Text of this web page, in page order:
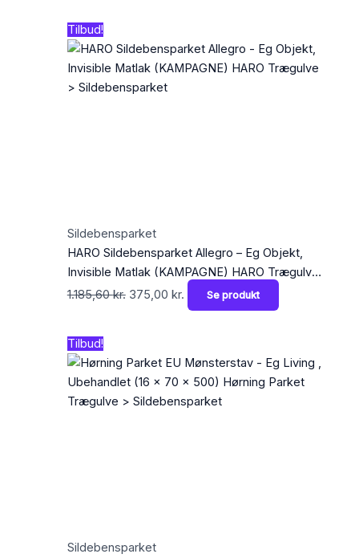
Tilbud!
Sildebensparket
HARO Sildebensparket Allegro – Eg Objekt,
Invisible Matlak (KAMPAGNE) HARO Trægulve
> Sildebensparket
1.185,60kr.
pris
var:
1.185,60 kr..
375,00 kr.
pris
er:
Se produkt
Tilbud!
Sildebensparket
pris
var:
567,42 kr..
pris
er:
559,00 kr..